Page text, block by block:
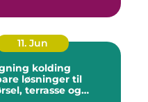
11. Jun
kolding
løsninger til
terrasse og